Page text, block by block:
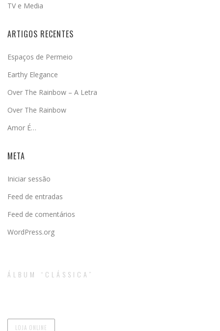
TV e Media
ARTIGOS RECENTES
Espaços de Permeio
Earthy Elegance
Over The Rainbow – A Letra
Over The Rainbow
Amor É…
META
Iniciar sessão
Feed de entradas
Feed de comentários
WordPress.org
ÁLBUM “CLÁSSICA”
LOJA ONLINE